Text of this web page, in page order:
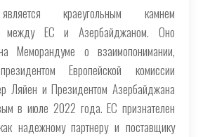
краеугольным камнем
между ЕС и Азербайджаном. Оно
Меморандуме о взаимопонимании,
Европейской комиссии
Ляйен и Президентом Азербайджана
в июле 2022 года. ЕС признателен
надежному партнеру и поставщику